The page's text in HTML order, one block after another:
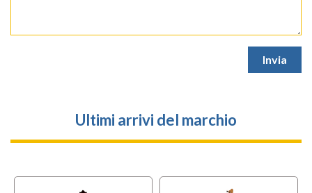
Ultimi arrivi del marchio